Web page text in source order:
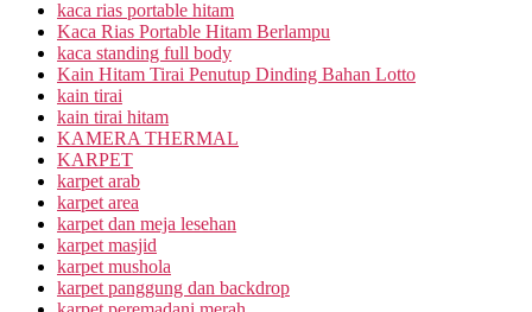
kaca rias portable hitam
Kaca Rias Portable Hitam Berlampu
kaca standing full body
Kain Hitam Tirai Penutup Dinding Bahan Lotto
kain tirai
kain tirai hitam
KAMERA THERMAL
KARPET
karpet arab
karpet area
karpet dan meja lesehan
karpet masjid
karpet mushola
karpet panggung dan backdrop